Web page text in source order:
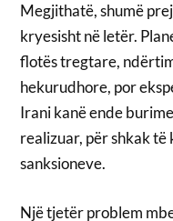
Megjithatë, shumë
kryesisht në letër.
flotës tregtare,
hekurudhore, por
Irani kanë ende
realizuar, për shkak
sanksioneve.
Një tjetër problem